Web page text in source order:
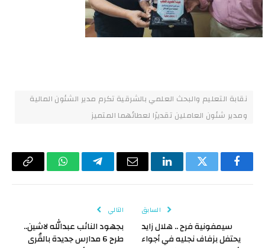
نقابة التعليم والبحث العلمي بالشرقية تكرم مدير الشئون المالية
ومدير شئون العاملين تقديرًا لعطائهما المتميز
فيسبوكتويتر لينكدإن البريد
تيلقرام واتسابCopy
السابق
سيمفونية فرح .. هلال زايد
يحتفل بزفاف نجليه في أجواء
التالي
بجهود النائب عبدالله لاشين..
طرح 6 مدارس جديدة بالقُرى